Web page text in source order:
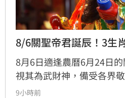
8/6關聖帝君誕辰！3生
8月6日適逢農曆6月24日
視其為武財神，備受各界
指出，關聖帝君誕辰當日
9小時前